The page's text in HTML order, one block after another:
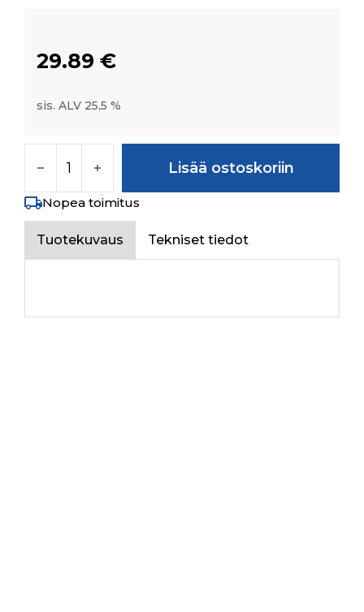
29.89 €
sis. ALV 25,5 %
Lisää ostoskoriin
Nopea toimitus
Tuotekuvaus Tekniset tiedot